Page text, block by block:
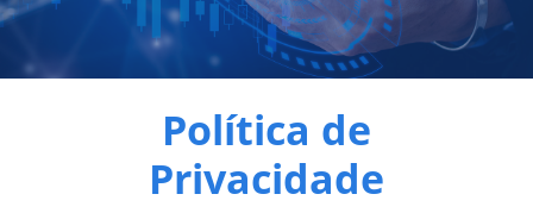
Política de
Privacidade